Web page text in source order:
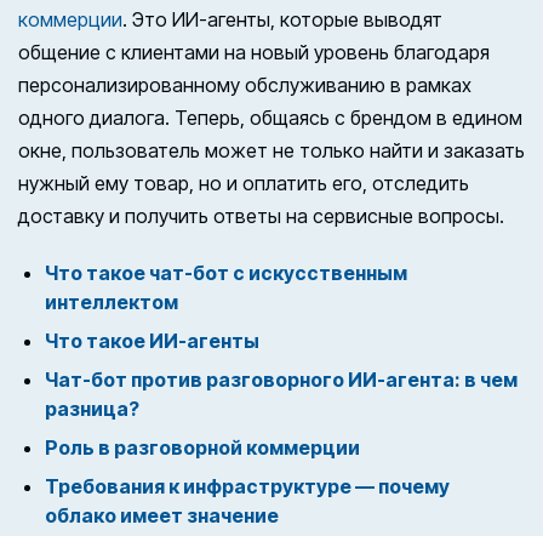
коммерции. Это ИИ-агенты, которые выводят
общение с клиентами на новый уровень благодаря
персонализированному обслуживанию в рамках
одного диалога. Теперь, общаясь с брендом в едином
окне, пользователь может не только найти и заказать
нужный ему товар, но и оплатить его, отследить
доставку и получить ответы на сервисные вопросы.
Что такое чат-бот с искусственным
интеллектом
Что такое ИИ-агенты
Чат-бот против разговорного ИИ-агента: в чем
разница?
Роль в разговорной коммерции
Требования к инфраструктуре — почему
облако имеет значение